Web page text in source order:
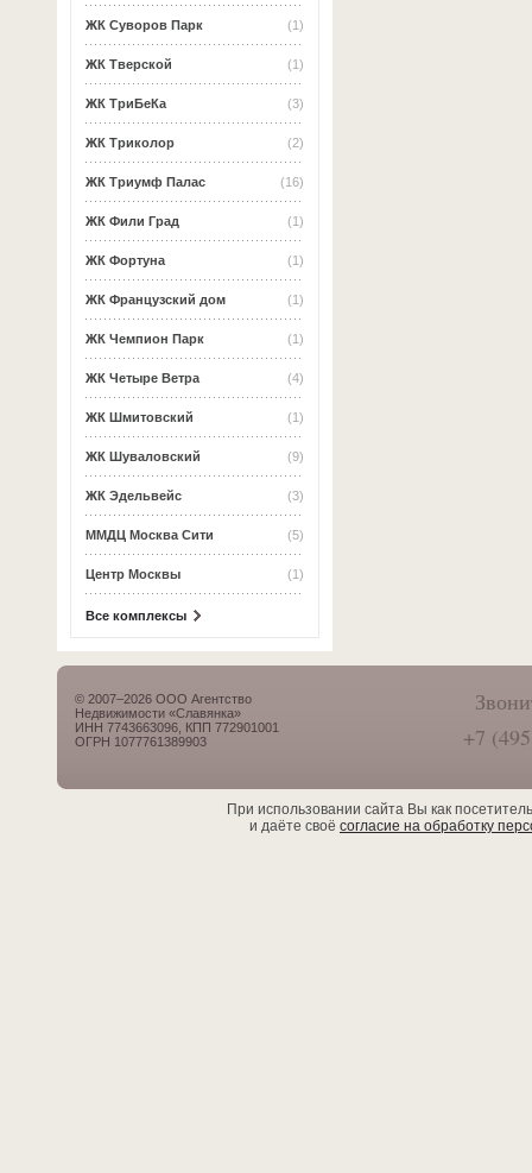
(1)
ЖК Суворов Парк
(1)
ЖК Тверской
(3)
ЖК ТриБеКа
(2)
ЖК Триколор
(16)
ЖК Триумф Палас
(1)
ЖК Фили Град
(1)
ЖК Фортуна
(1)
ЖК Французский дом
(1)
ЖК Чемпион Парк
(4)
ЖК Четыре Ветра
(1)
ЖК Шмитовский
(9)
ЖК Шуваловский
(3)
ЖК Эдельвейс
(5)
ММДЦ Москва Сити
(1)
Центр Москвы
Все комплексы
© 2007–2026 ООО Агентство
Недвижимости «Славянка»
ИНН 7743663096, КПП 772901001
ОГРН 1077761389903
+7
При использовании сайта Вы как
и даёте своё согласие на обработку